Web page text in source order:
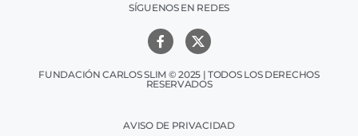
SÍGUENOS EN REDES
FUNDACIÓN CARLOS SLIM © 2025 | TODOS LOS DERECHOS
RESERVADOS
AVISO DE PRIVACIDAD